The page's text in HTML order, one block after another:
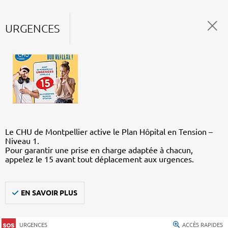
URGENCES
Le CHU de Montpellier active le Plan Hôpital en Tension –
Niveau 1.
Pour garantir une prise en charge adaptée à chacun,
appelez le 15 avant tout déplacement aux urgences.
EN SAVOIR PLUS
URGENCES ACCÈS RAPIDES